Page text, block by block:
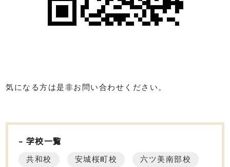
気になる方は是非お問い合わせください。
学校一覧
共和校 安城桜町校 六ツ美南部校